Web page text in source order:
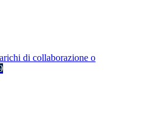
di collaborazione o